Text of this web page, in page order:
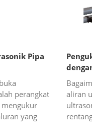
Pipa
perangkat
yang
aliran